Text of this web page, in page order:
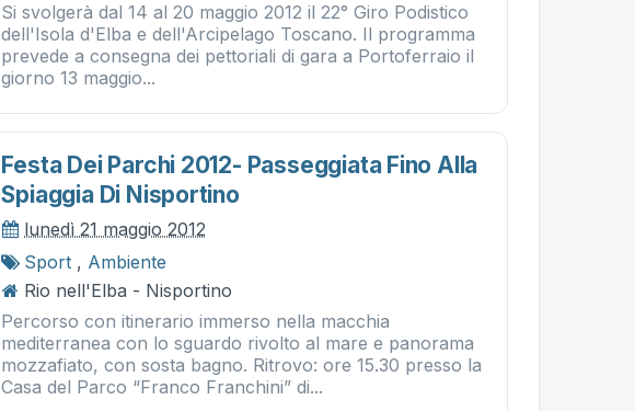
Si svolgerà dal 14 al 20 maggio 2012 il 22° Giro Podistico
dell'Isola d'Elba e dell'Arcipelago Toscano. Il programma
prevede a consegna dei pettoriali di gara a Portoferraio il
giorno 13 maggio...
Festa Dei Parchi 2012- Passeggiata Fino Alla
Spiaggia Di Nisportino
lunedì 21 maggio 2012
Sport , Ambiente
Rio nell'Elba - Nisportino
Percorso con itinerario immerso nella macchia
mediterranea con lo sguardo rivolto al mare e panorama
mozzafiato, con sosta bagno. Ritrovo: ore 15.30 presso la
Casa del Parco “Franco Franchini” di...